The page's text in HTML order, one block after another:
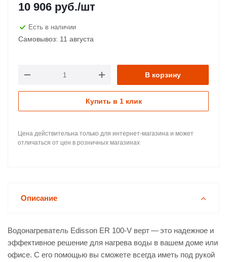
10 906 руб./шт
Есть в наличии
Самовывоз: 11 августа
В корзину
Купить в 1 клик
Цена действительна только для интернет-магазина и может
отличаться от цен в розничных магазинах
Описание
Водонагреватель Edisson ER 100-V верт — это надежное и
эффективное решение для нагрева воды в вашем доме или
офисе. С его помощью вы сможете всегда иметь под рукой